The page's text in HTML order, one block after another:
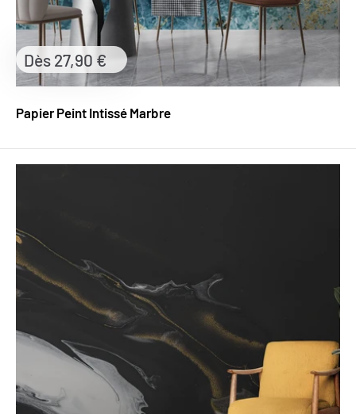
Papier Peint Intissé Marbre
Prix
réduit
Dès 27,90 €